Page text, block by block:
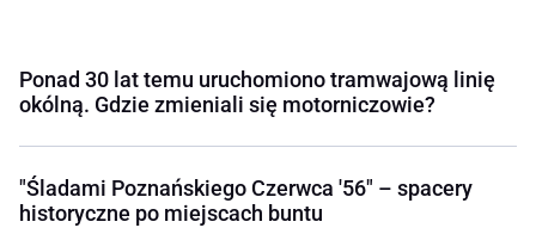
Ponad 30 lat temu uruchomiono tramwajową linię
okólną. Gdzie zmieniali się motorniczowie?
"Śladami Poznańskiego Czerwca '56" – spacery
historyczne po miejscach buntu